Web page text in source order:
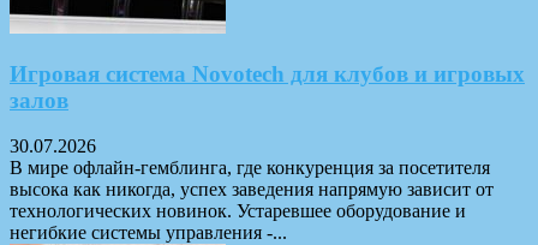
Игровая система Novotech для клубов и игровых
залов
30.07.2026
В мире офлайн-гемблинга, где конкуренция за посетителя
высока как никогда, успех заведения напрямую зависит от
технологических новинок. Устаревшее оборудование и
негибкие системы управления -...